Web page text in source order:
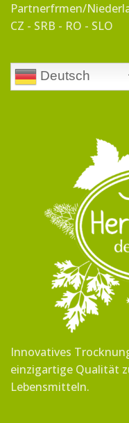
Partnerfrmen/
CZ - SRB - RO - SLO
Deutsch
Innovatives
einzigartige Qualität
Lebensmitteln.